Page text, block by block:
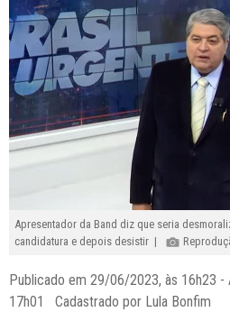
Apresentador da Band diz que seria
candidatura e depois desistir |
Publicado em 29/06/2023, às 16h23 -
17h01 Cadastrado por Lula Bonfim